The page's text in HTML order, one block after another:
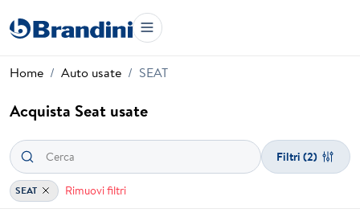
Home Auto usate SEAT
Acquista Seat usate
Filtri (2)
SEAT Rimuovi filtri